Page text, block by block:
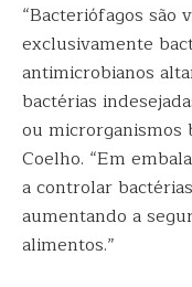
“Bacteriófagos são
exclusivamente
antimicrobianos
bactérias
ou microrganismos
Coelho. “Em
a controlar
aumentando a
alimentos.”